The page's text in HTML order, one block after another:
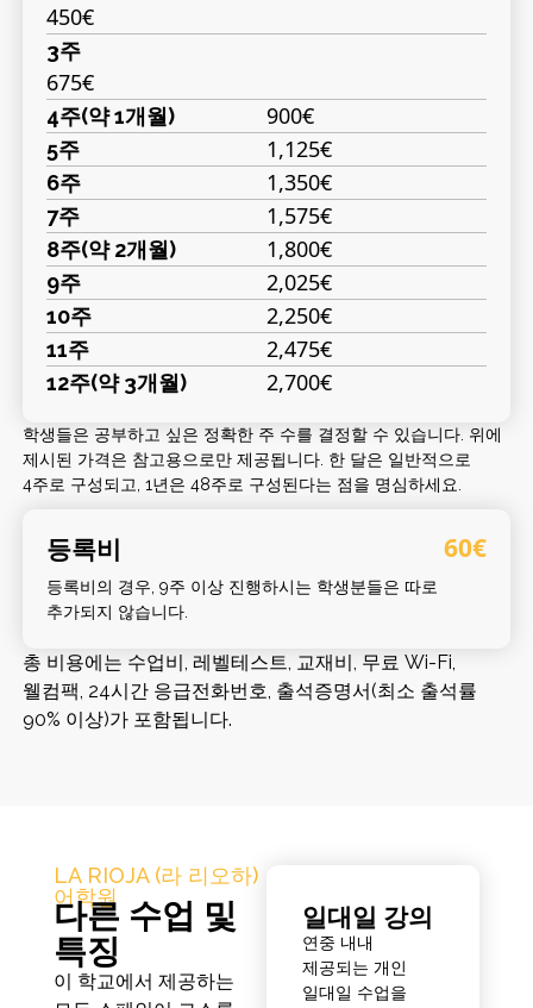
450€
3주
675€
4주(약 1개월) 900€
5주 1,125€
6주 1,350€
7주 1,575€
8주(약 2개월) 1,800€
9주 2,025€
10주 2,250€
11주 2,475€
12주(약 3개월) 2,700€
학생들은 공부하고 싶은 정확한 주 수를 결정할 수 있습니다. 위에
제시된 가격은 참고용으로만 제공됩니다. 한 달은 일반적으로
4주로 구성되고, 1년은 48주로 구성된다는 점을 명심하세요.
등록비 60€
등록비의 경우, 9주 이상 진행하시는 학생분들은 따로
추가되지 않습니다.
총 비용에는 수업비, 레벨테스트, 교재비, 무료 Wi-Fi,
웰컴팩, 24시간 응급전화번호, 출석증명서(최소 출석률
90% 이상)가 포함됩니다.
LA RIOJA (라 리오하)
어학원
다른 수업 및
특징
이 학교에서 제공하는
일대일 강의
연중 내내
제공되는 개인
일대일 수업을